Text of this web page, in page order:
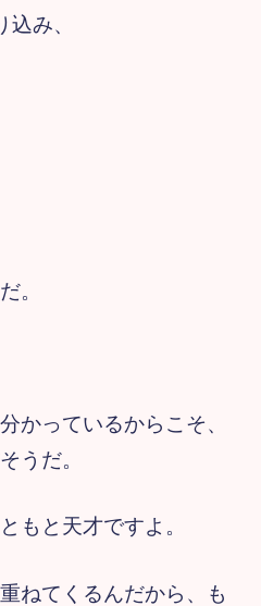
み、
。
かっているからこそ、
うだ。
もと天才ですよ。
ねてくるんだから、も